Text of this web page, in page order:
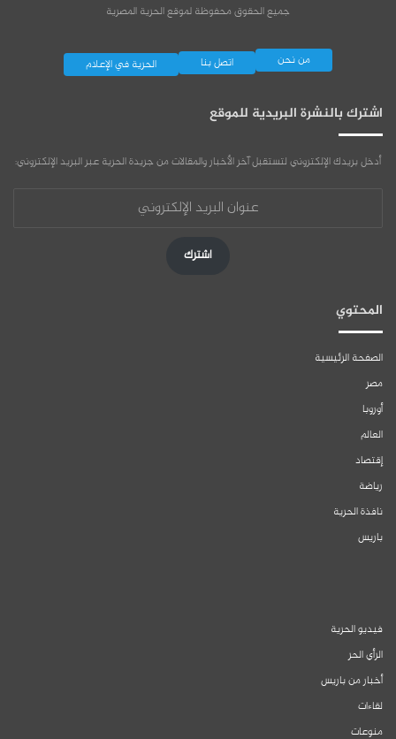
جميع الحقوق محفوظة لموقع الحرية المصرية
من نحن اتصل بنا الحرية في الإعلام
اشترك بالنشرة البريدية للموقع
أدخل بريدك الإلكتروني لتستقبل آخر الأخبار والمقالات من جريدة الحرية عبر البريد الإلكتروني:
اشترك
المحتوي
الصفحة الرئيسية
مصر
أوروبا
العالم
إقتصاد
رياضة
نافذة الحرية
باريس
فيديو الحرية
الرأي الحر
أخبار من باريس
لقاءات
منوعات